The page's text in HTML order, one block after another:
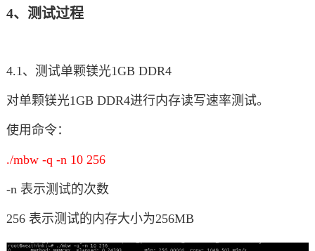
4、测试过程
4.1、测试单颗镁光1GB DDR4
对单颗镁光1GB DDR4进行内存读写速率测试。
使用命令：
./mbw -q -n 10 256
-n 表示测试的次数
256 表示测试的内存大小为256MB